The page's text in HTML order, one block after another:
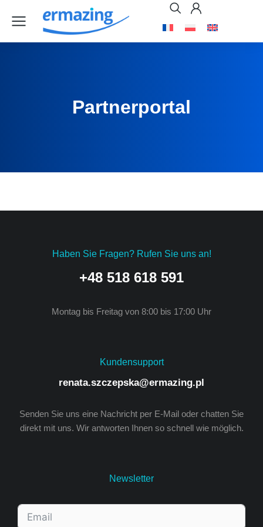
Partnerportal
Haben Sie Fragen? Rufen Sie uns an!
+48 518 618 591
Montag bis Freitag von 8:00 bis 17:00 Uhr
Kundensupport
renata.szczepska@ermazing.pl
Senden Sie uns eine Nachricht per E-Mail oder chatten Sie
direkt mit uns. Wir antworten Ihnen so schnell wie möglich.
Newsletter